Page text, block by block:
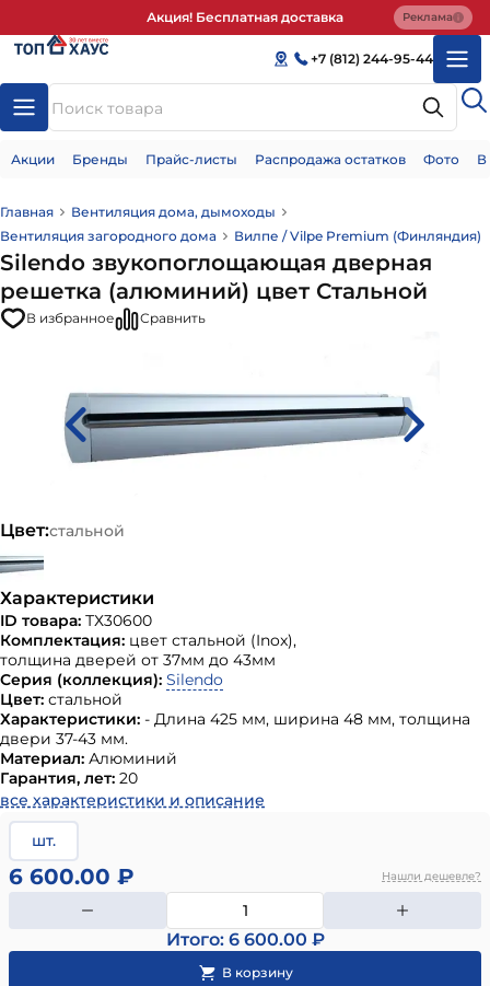
Акция! Бесплатная доставка Реклама
+7 (812) 244-95-44
Акции Бренды Прайс-листы Распродажа остатков Фото
Главная
Вентиляция дома, дымоходы
Вентиляция загородного дома
Вилпе / Vilpe Premium (Финляндия)
Silendo звукопоглощающая дверная
решетка (алюминий) цвет Стальной
В избранное Сравнить
Цвет:стальной
Характеристики
ID товара: ТХ30600
Комплектация: цвет стальной (Inox),
толщина дверей от 37мм до 43мм
Серия (коллекция): Silendo
Цвет: стальной
Характеристики: - Длина 425 мм, ширина 48 мм, толщина
двери 37-43 мм.
Материал: Алюминий
Гарантия, лет: 20
все характеристики и описание
шт.
6 600.00 ₽ Нашли дешевле?
Итого: 6 600.00 ₽